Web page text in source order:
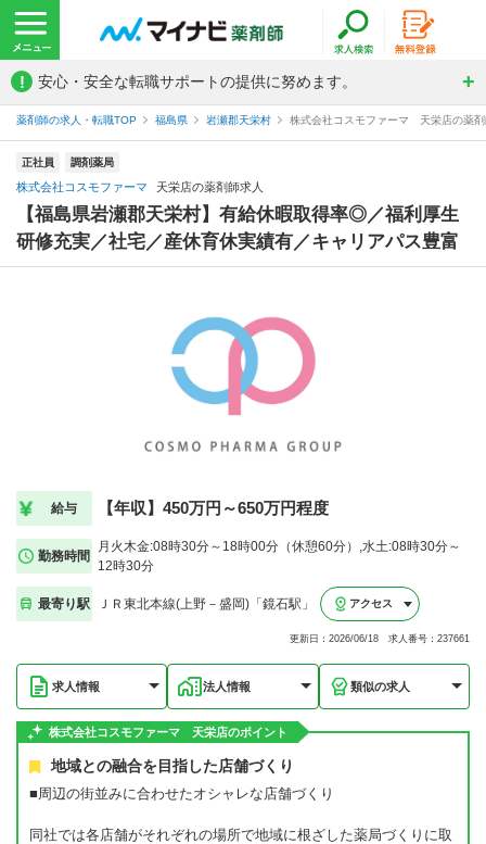
! 安心・安全な転職サポートの提供に努めます。
薬剤師の求人・転職TOP 福島県 岩瀬郡天栄村 株式会社コスモファーマ 天栄店の薬剤
正社員 調剤薬局
株式会社コスモファーマ 天栄店の薬剤師求人
【福島県岩瀬郡天栄村】有給休暇取得率◎／福利厚生
研修充実／社宅／産休育休実績有／キャリアパス豊富
給与 【年収】450万円～650万円程度
勤務時間
月火木金:08時30分～18時00分（休憩60分）,水土:08時30分～
12時30分
最寄り駅 ＪＲ東北本線(上野－盛岡)「鏡石駅」 アクセス
更新日：2026/06/18 求人番号：237661
求人情報 法人情報 類似の求人
株式会社コスモファーマ 天栄店のポイント
地域との融合を目指した店舗づくり
■周辺の街並みに合わせたオシャレな店舗づくり
同社では各店舗がそれぞれの場所で地域に根ざした薬局づくりに取